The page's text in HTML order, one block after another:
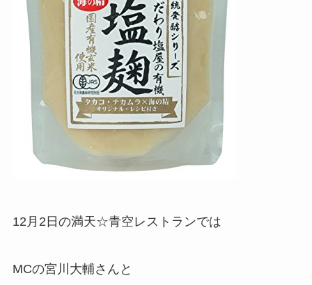
12月2日の満天☆青空レストランでは
MCの宮川大輔さんと